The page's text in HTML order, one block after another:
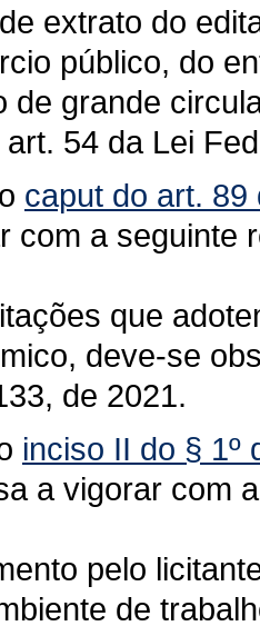
extrato do
público, do
de grande
54 da Lei
caput do art. 89
com a seguinte
que
deve-se
de 2021.
inciso II do § 1º
a vigorar com
pelo
de